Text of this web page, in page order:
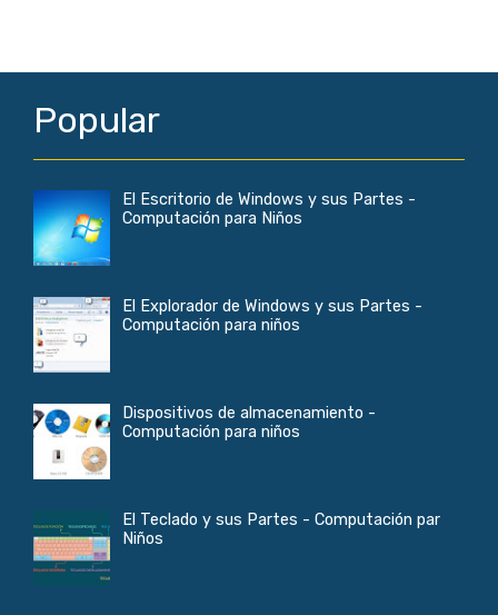
Popular
El Escritorio de Windows y sus Partes -
Computación para Niños
El Explorador de Windows y sus Partes -
Computación para niños
Dispositivos de almacenamiento -
Computación para niños
El Teclado y sus Partes - Computación par
Niños